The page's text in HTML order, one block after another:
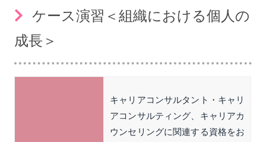
ケース演習＜組織における個人の
成長＞
キャリアコンサルタント・キャリ
アコンサルティング、キャリアカ
ウンセリングに関連する資格をお